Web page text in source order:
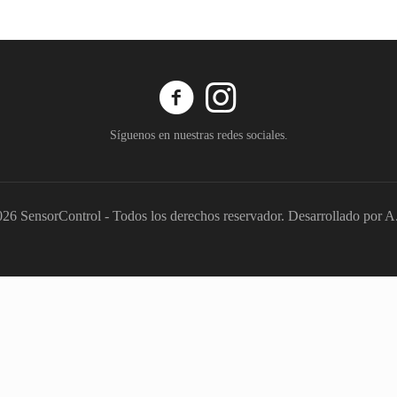
Síguenos en nuestras redes sociales.
SensorControl - Todos los derechos reservador. Desarrollado por